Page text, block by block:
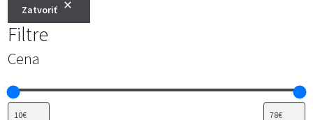
Zatvoriť
Filtre
Cena